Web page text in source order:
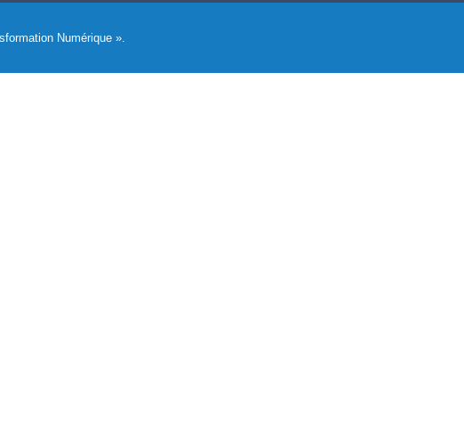
Numérique ».